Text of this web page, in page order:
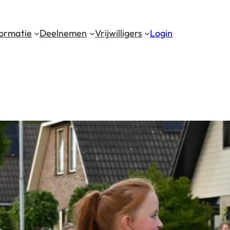
Deelnemen Vrijwilligers Login